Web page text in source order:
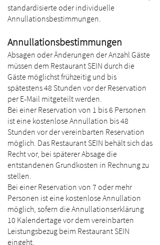
standardisierte oder individuelle
Annullationsbestimmungen.
Annullationsbestimmungen
Absagen oder Änderungen der Anzahl Gäste
müssen dem Restaurant SEIN durch die
Gäste möglichst frühzeitig und bis
spätestens 48 Stunden vor der Reservation
per E-Mail mitgeteilt werden.
Bei einer Reservation von 1 bis 6 Personen
ist eine kostenlose Annullation bis 48
Stunden vor der vereinbarten Reservation
möglich. Das Restaurant SEIN behält sich das
Recht vor, bei späterer Absage die
entstandenen Grundkosten in Rechnung zu
stellen.
Bei einer Reservation von 7 oder mehr
Personen ist eine kostenlose Annullation
möglich, sofern die Annullationserklärung
10 Kalendertage vor dem vereinbarten
Leistungsbezug beim Restaurant SEIN
eingeht.